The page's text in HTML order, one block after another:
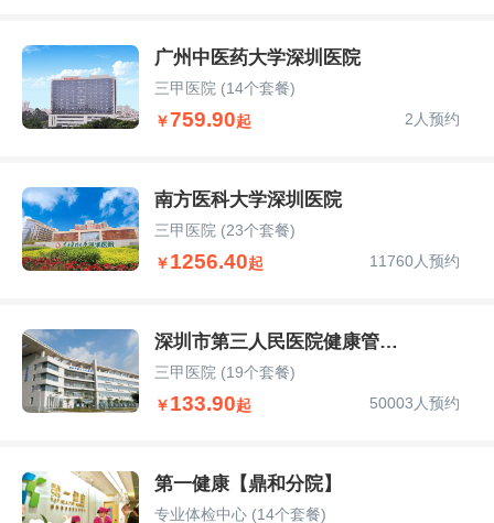
广州中医药大学深圳医院
三甲医院 (14个套餐)
￥759.90起 2人预约
南方医科大学深圳医院
三甲医院 (23个套餐)
￥1256.40起 11760人预约
深圳市第三人民医院健康管理部
三甲医院 (19个套餐)
￥133.90起 50003人预约
第一健康【鼎和分院】
专业体检中心 (14个套餐)